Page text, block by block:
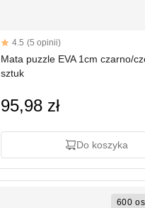
Reviews
4.5 out of 5 stars
4.5 (5 opinii)
Mata puzzle EVA 1cm czarno/
sztuk
95,98 zł
Do koszyka
600